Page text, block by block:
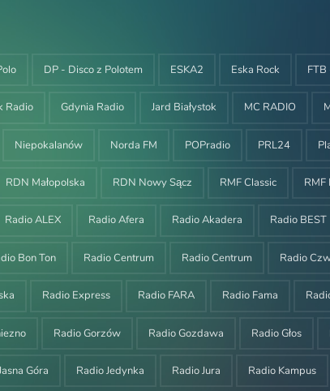
DP - Disco z Polotem ESKA2 Eska Rock
Radio Gdynia Radio Jard Białystok MC RADIO
Niepokalanów Norda FM POPradio PRL24
RDN Małopolska RDN Nowy Sącz RMF Classic RMF
Radio ALEX Radio Afera Radio Akadera Radio BEST
Bon Ton Radio Centrum Radio Centrum Radio
Radio Express Radio FARA Radio Fama
Radio Gorzów Radio Gozdawa Radio Głos
Góra Radio Jedynka Radio Jura Radio Kampus